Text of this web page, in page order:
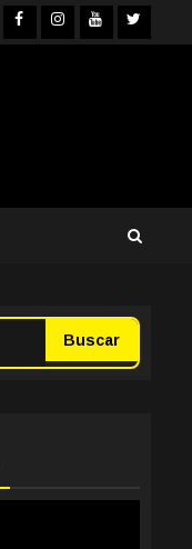
Facebook
Instagram
Buscar